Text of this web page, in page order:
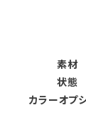
素材
状態
カラーオプ